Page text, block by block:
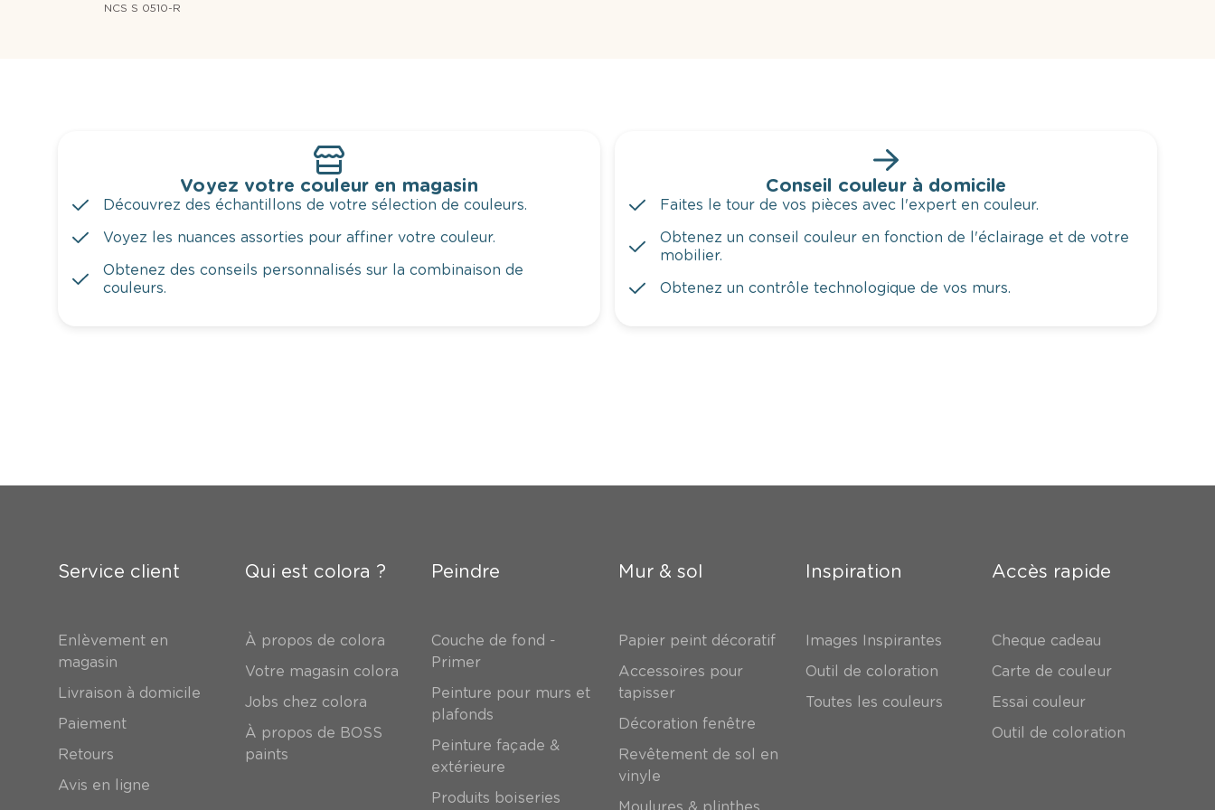
NCS S 0510-R
Voyez votre couleur en magasin
Découvrez des échantillons de votre sélection de couleurs.
Voyez les nuances assorties pour affiner votre couleur.
Obtenez des conseils personnalisés sur la combinaison de
couleurs.
Conseil couleur à domicile
Faites le tour de vos pièces avec l'expert en couleur.
Obtenez un conseil couleur en fonction de l'éclairage et de votre
mobilier.
Obtenez un contrôle technologique de vos murs.
Service client
Enlèvement en
magasin
Livraison à domicile
Paiement
Retours
Avis en ligne
Qui est colora ?
À propos de colora
Votre magasin colora
Jobs chez colora
À propos de BOSS
paints
Peindre
Couche de fond -
Primer
Peinture pour murs et
plafonds
Peinture façade &
extérieure
Produits boiseries
Mur & sol
Papier peint décoratif
Accessoires pour
tapisser
Décoration fenêtre
Revêtement de sol en
vinyle
Inspiration
Images Inspirantes
Outil de coloration
Toutes les couleurs
Accès rapide
Cheque cadeau
Carte de couleur
Essai couleur
Outil de coloration